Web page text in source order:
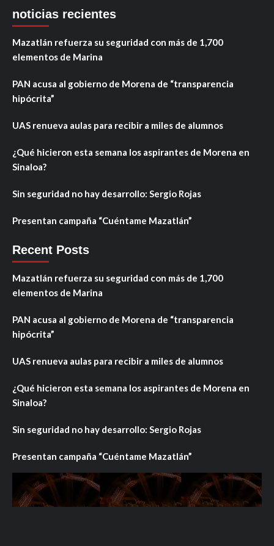
noticias recientes
Mazatlán refuerza su seguridad con más de 1,700
elementos de Marina
PAN acusa al gobierno de Morena de “transparencia
hipócrita”
UAS renueva aulas para recibir a miles de alumnos
¿Qué hicieron esta semana los aspirantes de Morena en
Sinaloa?
Sin seguridad no hay desarrollo: Sergio Rojas
Presentan campaña “Cuéntame Mazatlán”
Recent Posts
Mazatlán refuerza su seguridad con más de 1,700
elementos de Marina
PAN acusa al gobierno de Morena de “transparencia
hipócrita”
UAS renueva aulas para recibir a miles de alumnos
¿Qué hicieron esta semana los aspirantes de Morena en
Sinaloa?
Sin seguridad no hay desarrollo: Sergio Rojas
Presentan campaña “Cuéntame Mazatlán”